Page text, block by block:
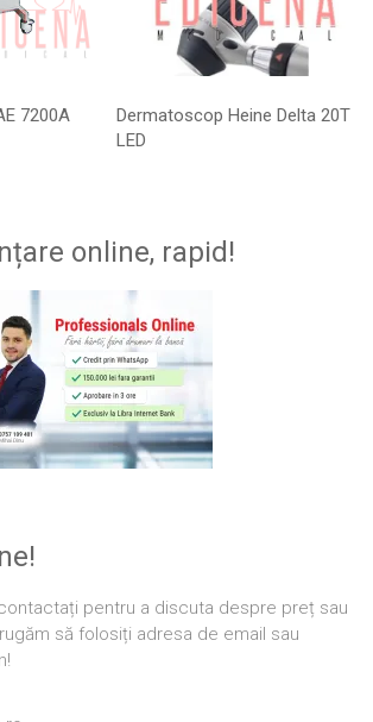
7200A
Dermatoscop Heine Delta 20T
LED
online, rapid!
pentru a discuta despre preț sau
să folosiți adresa de email sau